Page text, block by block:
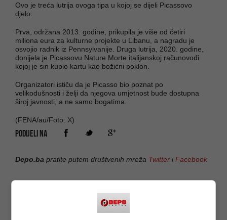
Ovo je treća lutrija ovoga tipa u kojoj se dijeli Picassovo
djelo.
Prva, održana 2013. godine, prikupila je više od četiri
miliona eura za kulturne projekte u Libanu, a nagradu je
osvojio radnik iz Pennsylvanije. Druga lutrija, 2020. godine,
donijela je Picassovu Nature Morte italijanskoj računovođi
kojoj je sin kupio kartu kao božićni poklon.
Organizatori ističu da je Picasso bio poznat po
velikodušnosti i želji da njegova umjetnost bude dostupna
široj javnosti, a ne samo bogatima.
(FENA/au/Foto: X)
PODIJELI NA
Depo.ba pratite putem društvenih mreža Twitter iFacebook